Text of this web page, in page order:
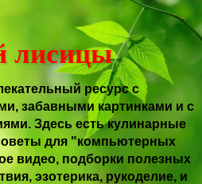
лисицы
ресурс с
забавными картинками и с
Здесь есть кулинарные
для "компьютерных
видео, подборки полезных
эзотерика, рукоделие, и